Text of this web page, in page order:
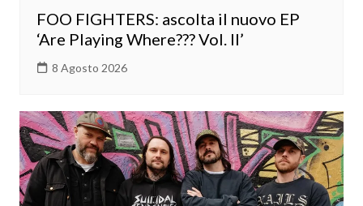
FOO FIGHTERS: ascolta il nuovo EP
‘Are Playing Where??? Vol. II’
8 Agosto 2026